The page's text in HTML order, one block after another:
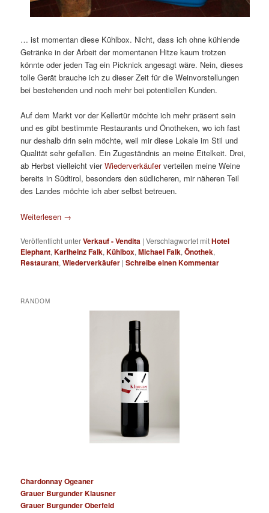
… ist momentan diese Kühlbox. Nicht, dass ich ohne kühlende
Getränke in der Arbeit der momentanen Hitze kaum trotzen
könnte oder jeden Tag ein Picknick angesagt wäre. Nein, dieses
tolle Gerät brauche ich zu dieser Zeit für die Weinvorstellungen
bei bestehenden und noch mehr bei potentiellen Kunden.
Auf dem Markt vor der Kellertür möchte ich mehr präsent sein
und es gibt bestimmte Restaurants und Önotheken, wo ich fast
nur deshalb drin sein möchte, weil mir diese Lokale im Stil und
Qualität sehr gefallen. Ein Zugeständnis an meine Eitelkeit. Drei,
ab Herbst vielleicht vierWiederverkäuferverteilen meine Weine
bereits in Südtirol, besonders den südlicheren, mir näheren Teil
des Landes möchte ich aber selbst betreuen.
Weiterlesen →
Veröffentlicht unterVerkauf - Vendita |Verschlagwortet mitHotel
Elephant,Karlheinz Falk,Kühlbox,Michael Falk,Önothek,
Restaurant,Wiederverkäufer |Schreibe einen Kommentar
RANDOM
Chardonnay Ogeaner
Grauer Burgunder Klausner
Grauer Burgunder Oberfeld